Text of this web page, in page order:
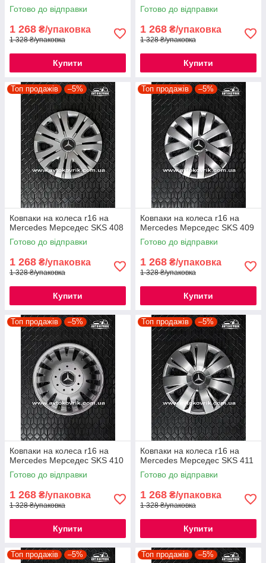
Готово до відправки
1 268 ₴/упаковка
1 328 ₴/упаковка
Купити
Готово до відправки
1 268 ₴/упаковка
1 328 ₴/упаковка
Купити
Топ продажів –5%
Ковпаки на колеса r16 на
Mercedes Мерседес SKS 408
Готово до відправки
1 268 ₴/упаковка
1 328 ₴/упаковка
Купити
Топ продажів –5%
Ковпаки на колеса r16 на
Mercedes Мерседес SKS 409
Готово до відправки
1 268 ₴/упаковка
1 328 ₴/упаковка
Купити
Топ продажів –5%
Ковпаки на колеса r16 на
Mercedes Мерседес SKS 410
Готово до відправки
1 268 ₴/упаковка
1 328 ₴/упаковка
Купити
Топ продажів –5%
Ковпаки на колеса r16 на
Mercedes Мерседес SKS 411
Готово до відправки
1 268 ₴/упаковка
1 328 ₴/упаковка
Купити
Топ продажів –5% Топ продажів –5%